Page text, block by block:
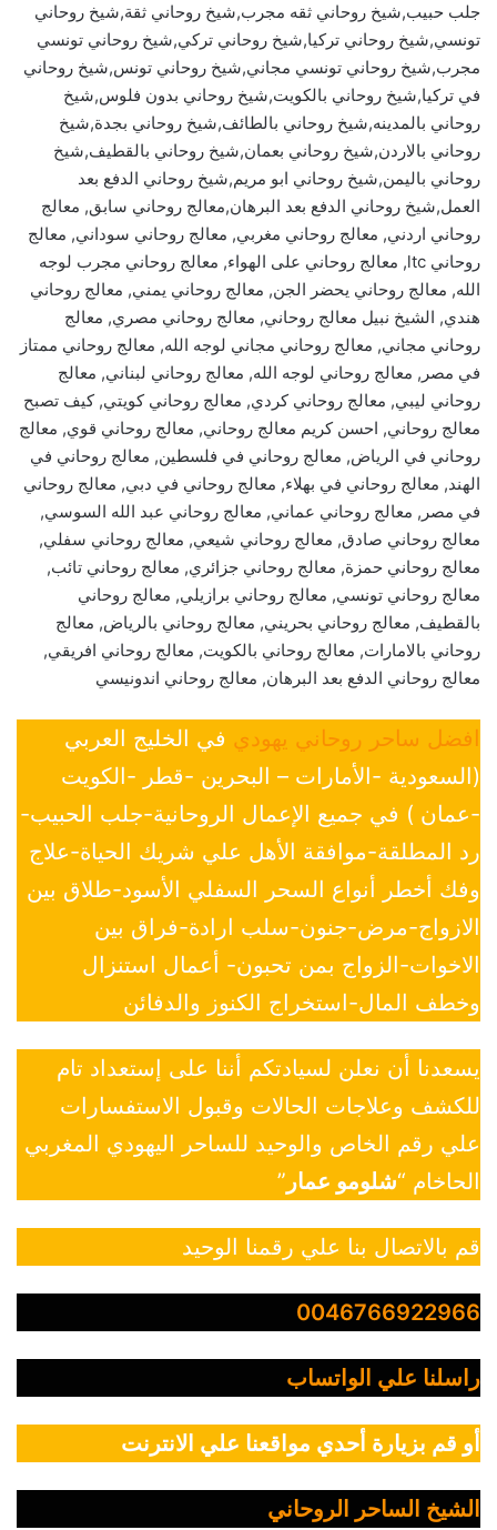
جلب حبيب,شيخ روحاني ثقه مجرب,شيخ روحاني ثقة,شيخ روحاني
تونسي,شيخ روحاني تركيا,شيخ روحاني تركي,شيخ روحاني تونسي
مجرب,شيخ روحاني تونسي مجاني,شيخ روحاني تونس,شيخ روحاني
في تركيا,شيخ روحاني بالكويت,شيخ روحاني بدون فلوس,شيخ
روحاني بالمدينه,شيخ روحاني بالطائف,شيخ روحاني بجدة,شيخ
روحاني بالاردن,شيخ روحاني بعمان,شيخ روحاني بالقطيف,شيخ
روحاني باليمن,شيخ روحاني ابو مريم,شيخ روحاني الدفع بعد
العمل,شيخ روحاني الدفع بعد البرهان,معالج روحاني سابق, معالج
روحاني اردني, معالج روحاني مغربي, معالج روحاني سوداني, معالج
روحاني ltc, معالج روحاني على الهواء, معالج روحاني مجرب لوجه
الله, معالج روحاني يحضر الجن, معالج روحاني يمني, معالج روحاني
هندي, الشيخ نبيل معالج روحاني, معالج روحاني مصري, معالج
روحاني مجاني, معالج روحاني مجاني لوجه الله, معالج روحاني ممتاز
في مصر, معالج روحاني لوجه الله, معالج روحاني لبناني, معالج
روحاني ليبي, معالج روحاني كردي, معالج روحاني كويتي, كيف تصبح
معالج روحاني, احسن كريم معالج روحاني, معالج روحاني قوي, معالج
روحاني في الرياض, معالج روحاني في فلسطين, معالج روحاني في
الهند, معالج روحاني في بهلاء, معالج روحاني في دبي, معالج روحاني
في مصر, معالج روحاني عماني, معالج روحاني عبد الله السوسي,
معالج روحاني صادق, معالج روحاني شيعي, معالج روحاني سفلي,
معالج روحاني حمزة, معالج روحاني جزائري, معالج روحاني تائب,
معالج روحاني تونسي, معالج روحاني برازيلي, معالج روحاني
بالقطيف, معالج روحاني بحريني, معالج روحاني بالرياض, معالج
روحاني بالامارات, معالج روحاني بالكويت, معالج روحاني افريقي,
معالج روحاني الدفع بعد البرهان, معالج روحاني اندونيسي
افضل ساحر روحاني يهودي في الخليج العربي
(السعودية -الأمارات – البحرين -قطر -الكويت
-عمان ) في جميع الإعمال الروحانية-جلب الحبيب-
رد المطلقة-موافقة الأهل علي شريك الحياة-علاج
وفك أخطر أنواع السحر السفلي الأسود-طلاق بين
الازواج-مرض-جنون-سلب ارادة-فراق بين
الاخوات-الزواج بمن تحبون- أعمال استنزال
وخطف المال-استخراج الكنوز والدفائن
يسعدنا أن نعلن لسيادتكم أننا على إستعداد تام
للكشف وعلاجات الحالات وقبول الاستفسارات
علي رقم الخاص والوحيد للساحر اليهودي المغربي
الحاخام “شلومو عمار ”
قم بالاتصال بنا علي رقمنا الوحيد
0046766922966
راسلنا علي الواتساب
أو قم بزيارة أحدي مواقعنا علي الانترنت
الشيخ الساحر الروحاني